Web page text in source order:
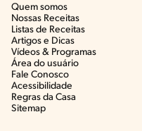
Quem somos
Nossas Receitas
Listas de Receitas​
Artigos e Dicas​
Vídeos & Programas​
Área do usuário
Fale Conosco
Acessibilidade
Regras da Casa
Sitemap